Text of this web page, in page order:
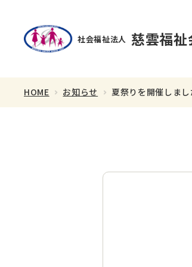
社会福祉法人 慈雲福祉
HOME お知らせ 夏祭りを開催しまし